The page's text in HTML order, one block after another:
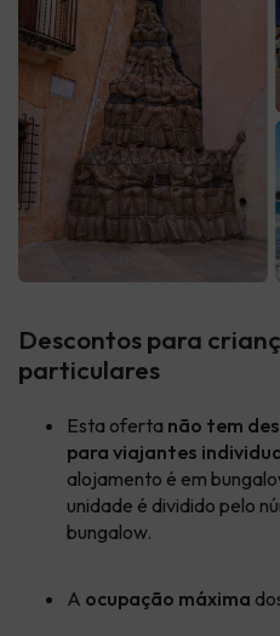
Descontos para
particulares
Esta oferta não tem
para viajantes
alojamento é em
unidade é dividido pelo
bungalow.
A ocupação máxima